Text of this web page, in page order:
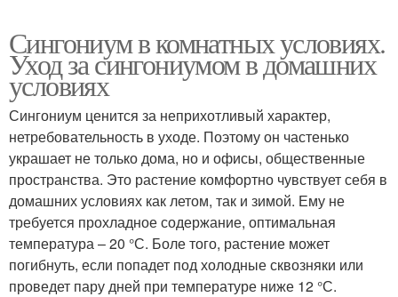
Сингониум в комнатных условиях.
Уход за сингониумом в домашних
условиях
Сингониум ценится за неприхотливый характер,
нетребовательность в уходе. Поэтому он частенько
украшает не только дома, но и офисы, общественные
пространства. Это растение комфортно чувствует себя в
домашних условиях как летом, так и зимой. Ему не
требуется прохладное содержание, оптимальная
температура – 20 °С. Боле того, растение может
погибнуть, если попадет под холодные сквозняки или
проведет пару дней при температуре ниже 12 °С.